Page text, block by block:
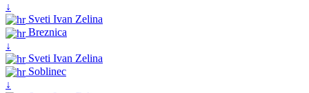
↓
Sveti Ivan Zelina
Breznica
↓
Sveti Ivan Zelina
Soblinec
↓